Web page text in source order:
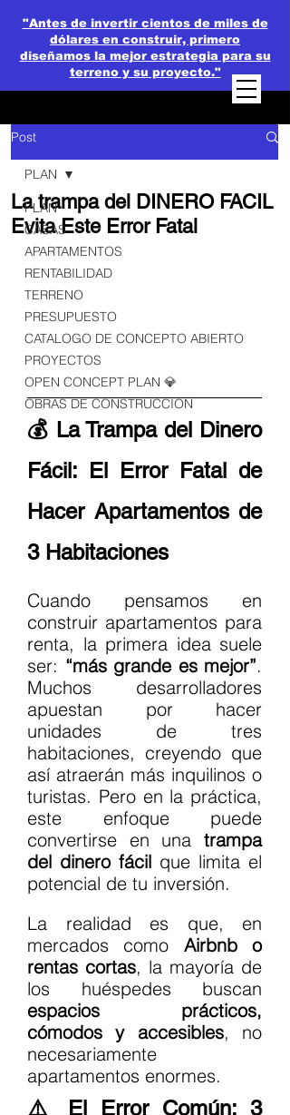
"Antes de invertir cientos de miles de
dólares en construir, primero
diseñamos la mejor estrategia para su
terreno y su proyecto."
Post
PLAN
CASAS
APARTAMENTOS
RENTABILIDAD
TERRENO
PRESUPUESTO
CATALOGO DE CONCEPTO ABIERTO
PROYECTOS
OPEN CONCEPT PLAN 💎
OBRAS DE CONSTRUCCION
PLAN
La trampa del DINERO FACIL
Evita Este Error Fatal
💰 La Trampa del Dinero
Fácil: El Error Fatal de
Hacer Apartamentos de
3 Habitaciones
Cuando pensamos en
construir apartamentos para
renta, la primera idea suele
ser: “más grande es mejor”.
Muchos desarrolladores
apuestan por hacer
unidades de tres
habitaciones, creyendo que
así atraerán más inquilinos o
turistas. Pero en la práctica,
este enfoque puede
convertirse en una trampa
del dinero fácil que limita el
potencial de tu inversión.
La realidad es que, en
mercados como Airbnb o
rentas cortas, la mayoría de
espacios prácticos,
cómodos y accesibles, no
necesariamente
apartamentos enormes.
⚠️ El Error Común: 3